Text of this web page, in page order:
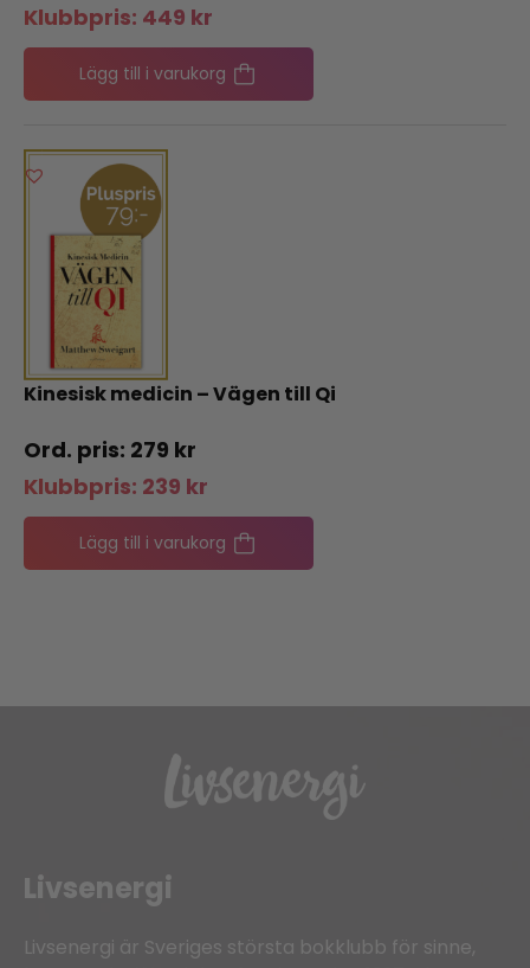
Klubbpris: 449 kr
Lägg till i varukorg
Kinesisk medicin – Vägen till Qi
279 kr
Klubbpris: 239 kr
Lägg till i varukorg
Livsenergi
Livsenergi är Sveriges största bokklubb för sinne,